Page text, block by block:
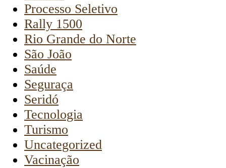
Processo Seletivo
Rally 1500
Rio Grande do Norte
São João
Saúde
Seguraça
Seridó
Tecnologia
Turismo
Uncategorized
Vacinação